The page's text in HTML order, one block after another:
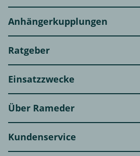
Anhängerkupplungen
Ratgeber
Einsatzzwecke
Über Rameder
Kundenservice